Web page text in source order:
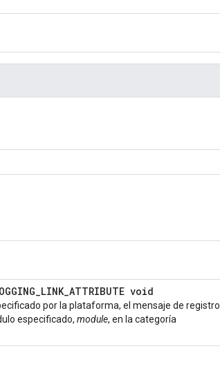
void
por la plataforma, el mensaje de registro
especificado, module, en la categoría